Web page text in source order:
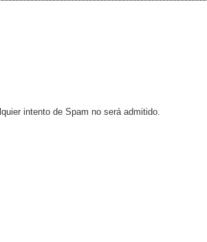
intento de Spam no será admitido.